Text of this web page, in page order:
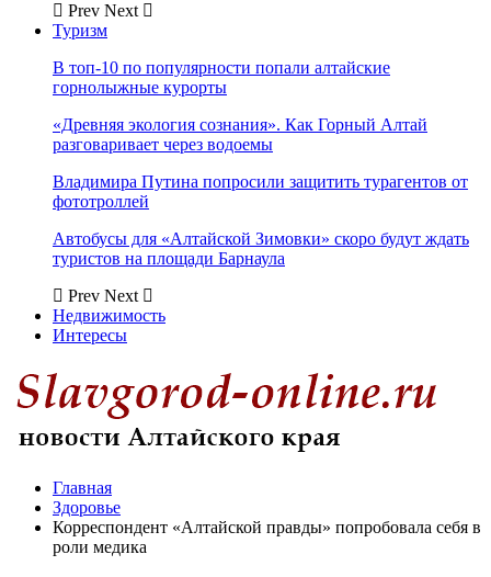
Prev Next
Туризм
В топ-10 по популярности попали алтайские
горнолыжные курорты
«Древняя экология сознания». Как Горный Алтай
разговаривает через водоемы
Владимира Путина попросили защитить турагентов от
фототроллей
Автобусы для «Алтайской Зимовки» скоро будут ждать
туристов на площади Барнаула
Prev Next
Недвижимость
Интересы
Главная
Здоровье
Корреспондент «Алтайской правды» попробовала себя в
роли медика